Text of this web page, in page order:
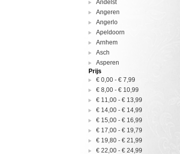
Andelst
Angeren
Angerlo
Apeldoorn
Arnhem
Asch
Asperen
Barlo
Barneveld
Batenburg
Bemmel
Bennekom
Bergh
Betuwe
Beuningen
Prijs
€ 0,00 - € 7,99
€ 8,00 - € 10,99
€ 11,00 - € 13,99
€ 14,00 - € 14,99
€ 15,00 - € 16,99
€ 17,00 - € 19,79
€ 19,80 - € 21,99
€ 22,00 - € 24,99